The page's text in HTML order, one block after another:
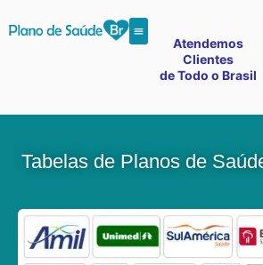
Atendemos
Clientes
de Todo o Brasil
Tabelas de Planos de